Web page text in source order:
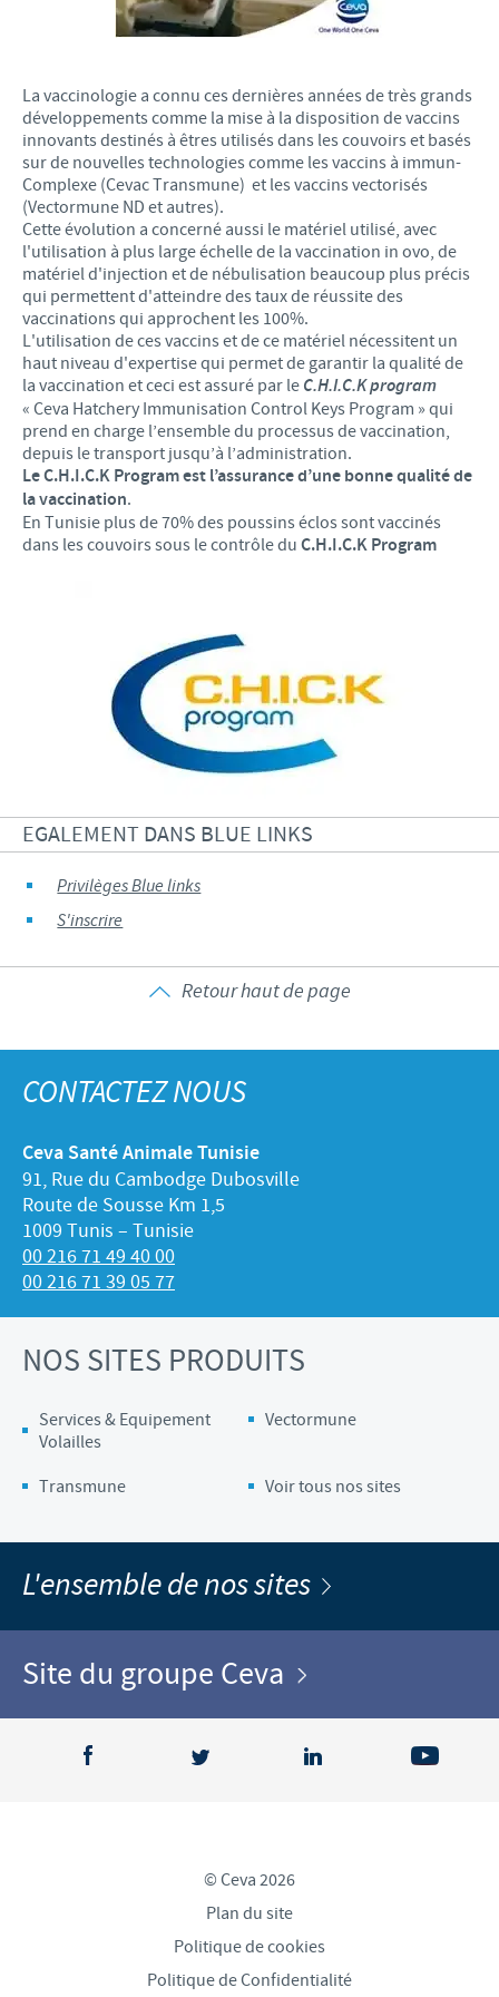
La vaccinologie a connu ces dernières années de très grands
développements comme la mise à la disposition de vaccins
innovants destinés à êtres utilisés dans les couvoirs et basés
sur de nouvelles technologies comme les vaccins à immun-
Complexe (Cevac Transmune) et les vaccins vectorisés
(Vectormune ND et autres).
Cette évolution a concerné aussi le matériel utilisé, avec
l'utilisation à plus large échelle de la vaccination in ovo, de
matériel d'injection et de nébulisation beaucoup plus précis
qui permettent d'atteindre des taux de réussite des
vaccinations qui approchent les 100%.
L'utilisation de ces vaccins et de ce matériel nécessitent un
haut niveau d'expertise qui permet de garantir la qualité de
la vaccination et ceci est assuré par le C.H.I.C.K program
« Ceva Hatchery Immunisation Control Keys Program » qui
prend en charge l’ensemble du processus de vaccination,
depuis le transport jusqu’à l’administration.
Le C.H.I.C.K Program est l’assurance d’une bonne qualité de
la vaccination.
En Tunisie plus de 70% des poussins éclos sont vaccinés
dans les couvoirs sous le contrôle du C.H.I.C.K Program
EGALEMENT DANS BLUE LINKS
Privilèges Blue links
S'inscrire
Retour haut de page
CONTACTEZ NOUS
Ceva Santé Animale Tunisie
91, Rue du Cambodge Dubosville
Route de Sousse Km 1,5
1009 Tunis – Tunisie
00 216 71 49 40 00
00 216 71 39 05 77
NOS SITES PRODUITS
Services & Equipement
Volailles
Vectormune
Transmune Voir tous nos sites
L'ensemble de nos sites
Site du groupe Ceva
© Ceva 2026
Plan du site
Politique de cookies
Politique de Confidentialité